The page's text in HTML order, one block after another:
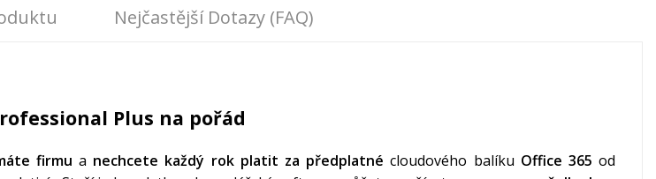
Nejčastější Dotazy (FAQ)
Plus na pořád
firmu a nechcete každý rok platit za předplatné cloudového balíku Office 365 od